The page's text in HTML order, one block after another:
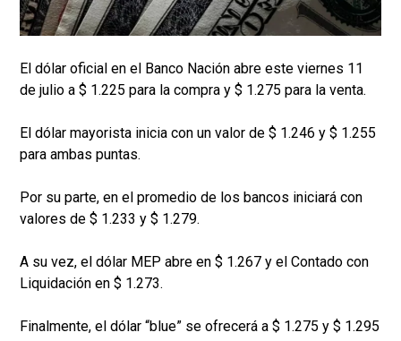
El dólar oficial en el Banco Nación abre este viernes 11
de julio a $ 1.225 para la compra y $ 1.275 para la venta.
El dólar mayorista inicia con un valor de $ 1.246 y $ 1.255
para ambas puntas.
Por su parte, en el promedio de los bancos iniciará con
valores de $ 1.233 y $ 1.279.
A su vez, el dólar MEP abre en $ 1.267 y el Contado con
Liquidación en $ 1.273.
Finalmente, el dólar “blue” se ofrecerá a $ 1.275 y $ 1.295